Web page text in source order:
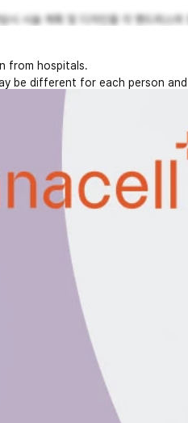
시 시술 계획 및 디자인을 각 핸드피스의
from hospitals.
be different for each person and